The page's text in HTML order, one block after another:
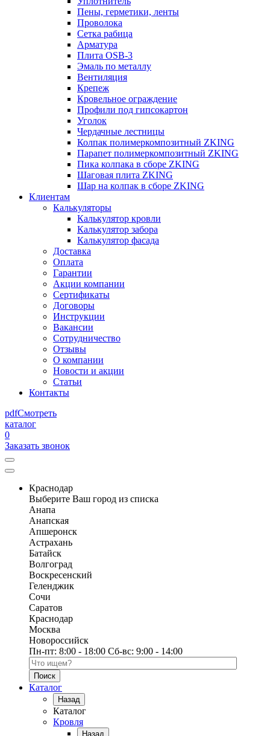
Пены, герметики, ленты
Проволока
Сетка рабица
Арматура
Плита OSB-3
Эмаль по металлу
Вентиляция
Крепеж
Кровельное ограждение
Профили под гипсокартон
Уголок
Чердачные лестницы
Колпак полимеркомпозитный ZKING
Парапет полимеркомпозитный ZKING
Пика колпака в сборе ZKING
Шаговая плита ZKING
Шар на колпак в сборе ZKING
Клиентам
Калькуляторы
Калькулятор кровли
Калькулятор забора
Калькулятор фасада
Доставка
Оплата
Гарантии
Акции компании
Сертификаты
Договоры
Инструкции
Вакансии
Сотрудничество
Отзывы
О компании
Новости и акции
Статьи
Контакты
pdfСмотреть
каталог
0
Заказать звонок
Краснодар
Выберите Ваш город из списка
Анапа
Анапская
Апшеронск
Астрахань
Батайск
Волгоград
Воскресенский
Геленджик
Сочи
Саратов
Краснодар
Москва
Новороссийск
Пн-пт: 8:00 - 18:00 Сб-вс: 9:00 - 14:00
Поиск по каталогу
Каталог
Назад
Каталог
Кровля
Назад